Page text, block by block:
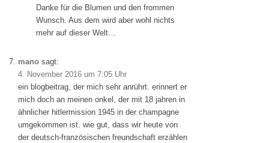
Danke für die Blumen und den frommen
Wunsch. Aus dem wird aber wohl nichts
mehr auf dieser Welt…
mano sagt:
4. November 2016 um 7:05 Uhr
ein blogbeitrag, der mich sehr anrührt. erinnert er
mich doch an meinen onkel, der mit 18 jahren in
ähnlicher hitlermission 1945 in der champagne
umgekommen ist. wie gut, dass wir heute von
der deutsch-französischen freundschaft erzählen